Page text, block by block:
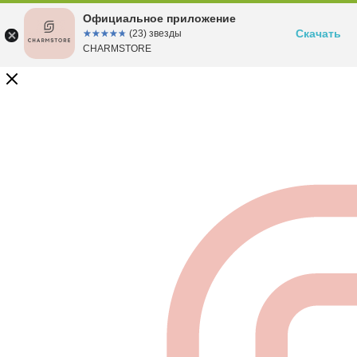
Официальное приложение
☆☆☆☆☆
★★★★★ (23) звезды
CHARMSTORE
Скачать